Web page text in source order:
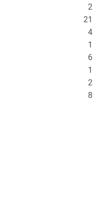
2
21
4
1
6
1
2
8